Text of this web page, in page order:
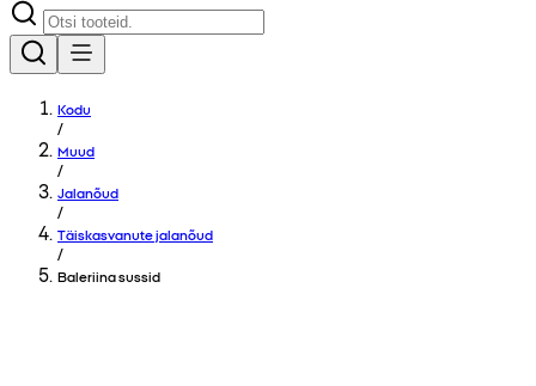
Kodu
/
Muud
/
Jalanõud
/
Täiskasvanute jalanõud
/
Baleriina sussid